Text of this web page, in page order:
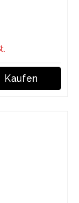
Kaufen